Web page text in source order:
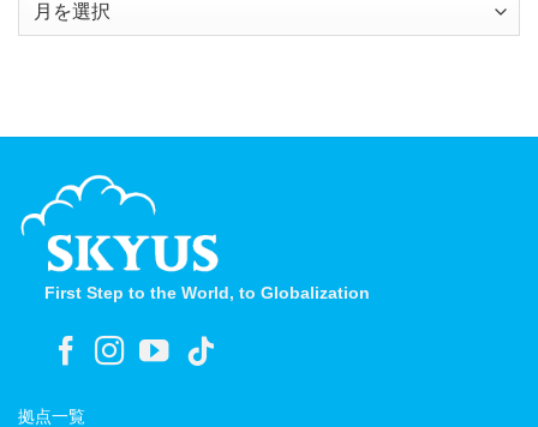
First Step to the World, to Globalization
拠点一覧